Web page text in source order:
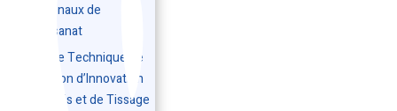
Régionaux de
l’Artisanat
Centre Technique de
Création d’Innovation
du Tapis et de Tissage